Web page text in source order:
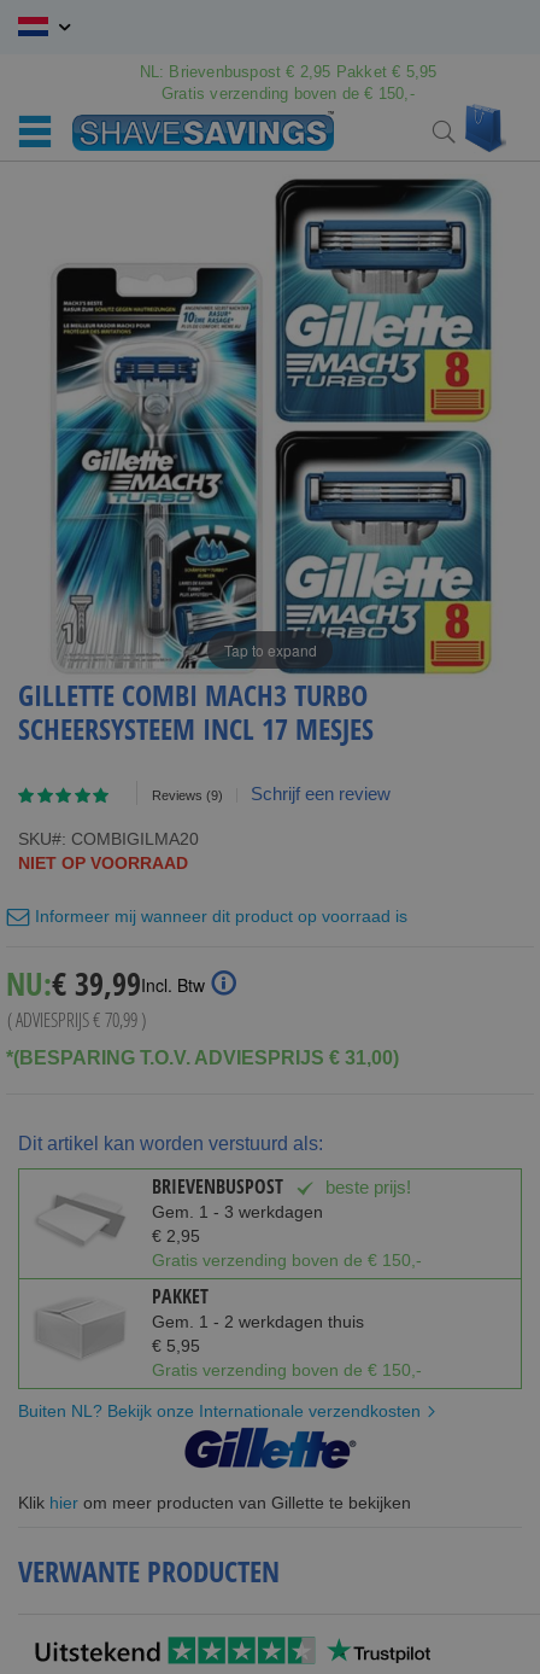
Ga
NL: Brievenbuspost € 2,95 Pakket € 5,95
Gratis verzending boven de € 150,-
Search
afbeeldingen-
afbeeldingen-
Tap to expand
GILLETTE COMBI MACH3 TURBO
SCHEERSYSTEEM INCL 17 MESJES
Waardering:
Reviews (9) Schrijf een review
SKU
COMBIGILMA20
NIET OP VOORRAAD
Informeer mij wanneer dit product op voorraad is
NU: Special
Price
€ 39,99Incl. Btw
( ADVIESPRIJS€ 70,99)
*(BESPARING T.O.V. ADVIESPRIJS € 31,00)
Dit artikel kan worden verstuurd als:
BRIEVENBUSPOST beste prijs!
Gem. 1 - 3 werkdagen
€ 2,95
Gratis verzending boven de € 150,-
PAKKET
Gem. 1 - 2 werkdagen thuis
€ 5,95
Gratis verzending boven de € 150,-
Buiten NL? Bekijk onze Internationale verzendkosten
Klik hier om meer producten van Gillette te bekijken
VERWANTE PRODUCTEN